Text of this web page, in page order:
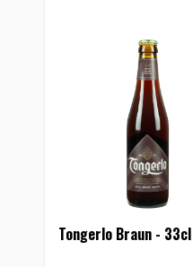
Tongerlo Braun - 33cl